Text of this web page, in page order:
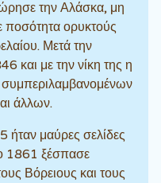
την Αλάσκα, μη
ποσότητα ορυκτούς
Μετά την
και με την νίκη της η
συμπεριλαμβανομένων
άλλων.
ήταν μαύρες σελίδες
1861 ξέσπασε
Βόρειους και τους